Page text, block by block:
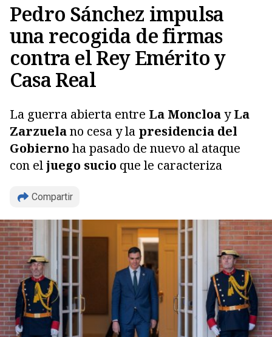
Pedro Sánchez impulsa
una recogida de firmas
contra el Rey Emérito y
Casa Real
La guerra abierta entre La MoncloayLa
Zarzuelano cesa y la presidencia del
Gobierno ha pasado de nuevo al ataque
con eljuego sucio que le caracteriza
Compartir
Copiar